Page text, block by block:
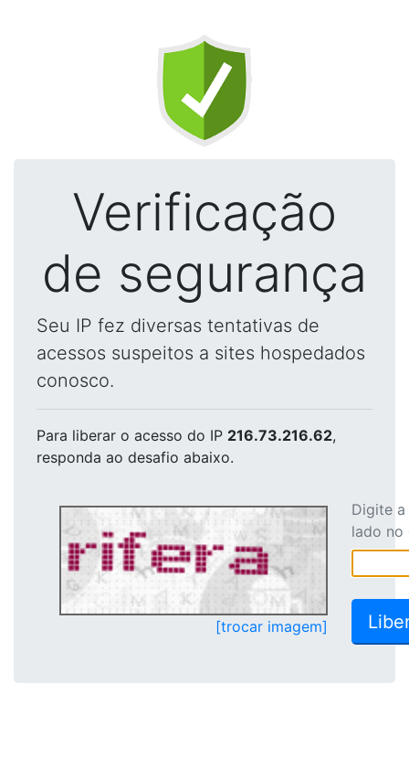
Verificação
de segurança
Seu IP fez diversas tentativas de
acessos suspeitos a sites hospedados
conosco.
Para liberar o acesso do IP 216.73.216.62,
responda ao desafio abaixo.
[trocar imagem]
Digite
lado no